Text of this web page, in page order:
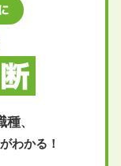
断
種、
がわかる！